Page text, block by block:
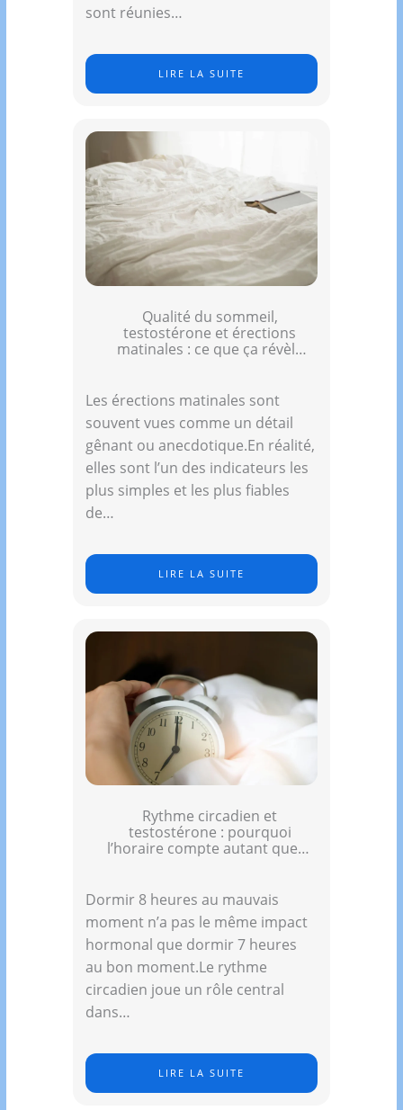
sont réunies…
LIRE LA SUITE
Qualité du sommeil,
testostérone et érections
matinales : ce que ça révèle
Les érections matinales sont
souvent vues comme un détail
gênant ou anecdotique.En réalité,
elles sont l’un des indicateurs les
plus simples et les plus fiables
de…
LIRE LA SUITE
Rythme circadien et
testostérone : pourquoi
l’horaire compte autant que la
Dormir 8 heures au mauvais
moment n’a pas le même impact
hormonal que dormir 7 heures
au bon moment.Le rythme
circadien joue un rôle central
dans…
LIRE LA SUITE